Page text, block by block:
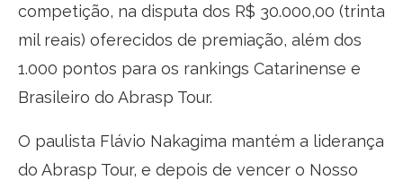
competição, na disputa dos R$ 30.000,00 (trinta
mil reais) oferecidos de premiação, além dos
1.000 pontos para os rankings Catarinense e
Brasileiro do Abrasp Tour.
O paulista Flávio Nakagima mantém a liderança
do Abrasp Tour, e depois de vencer o Nosso